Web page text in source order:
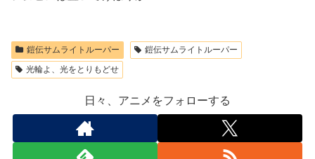
鎧伝サムライトルーパー
鎧伝サムライトルーパー
光輪よ、光をとりもどせ
日々、アニメをフォローする